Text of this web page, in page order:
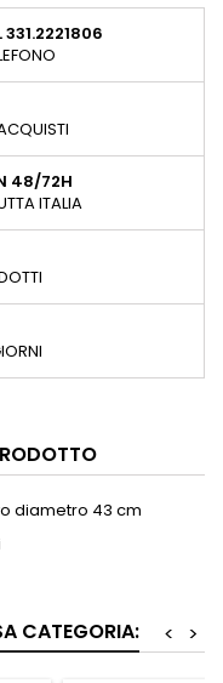
331.2221806
48/72H
ITALIA
diametro 43 cm
CATEGORIA: >
<